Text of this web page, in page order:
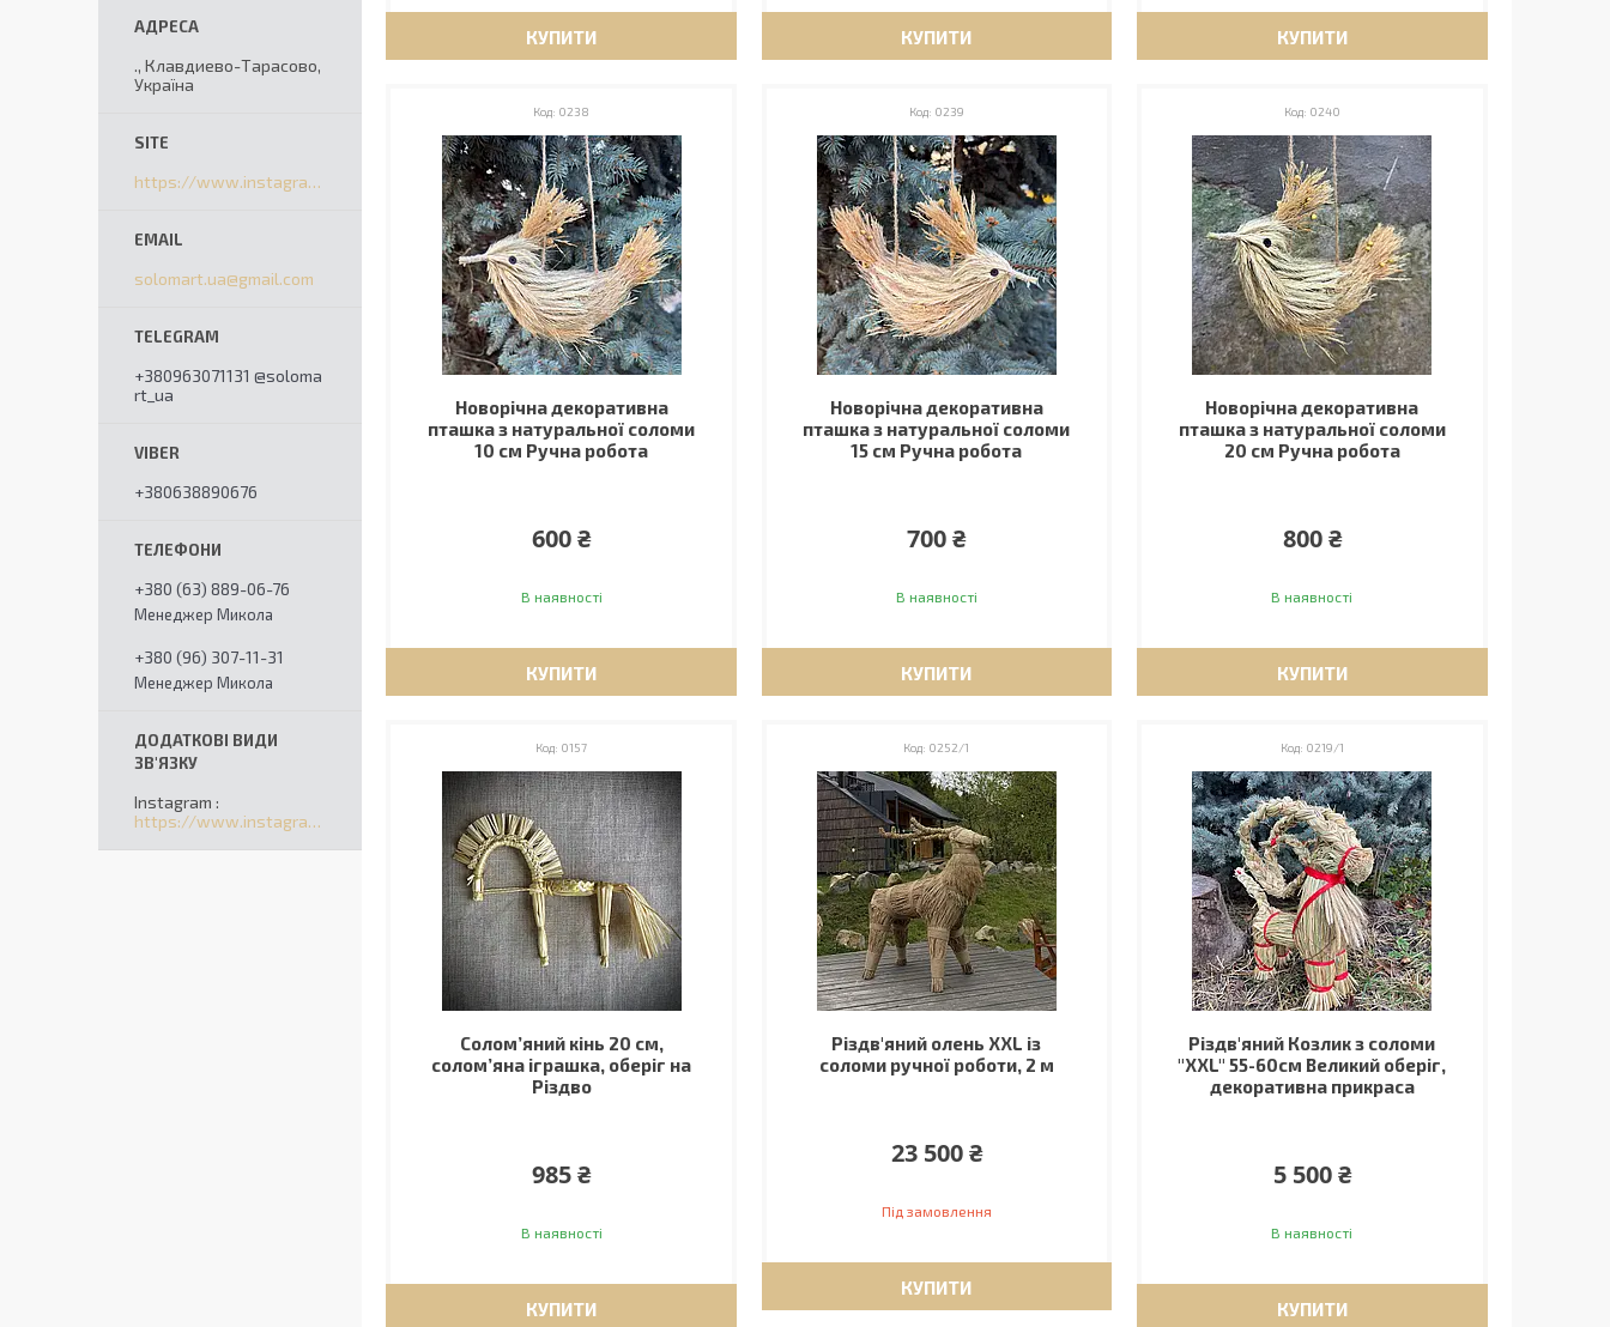
КУПИТИ КУПИТИ КУПИТИ
0238
Новорічна декоративна
пташка з натуральної соломи
10 см Ручна робота
600 ₴
В наявності
КУПИТИ
0239
Новорічна декоративна
пташка з натуральної соломи
15 см Ручна робота
700 ₴
В наявності
КУПИТИ
0240
Новорічна декоративна
пташка з натуральної соломи
20 см Ручна робота
800 ₴
В наявності
КУПИТИ
0157
Солом’яний кінь 20 см,
солом’яна іграшка, оберіг на
Різдво
985 ₴
В наявності
КУПИТИ
0252/1
Різдв'яний олень XXL із
соломи ручної роботи, 2 м
23 500 ₴
Під замовлення
КУПИТИ
0219/1
Різдв'яний Козлик з соломи
"XXL" 55-60см Великий оберіг,
декоративна прикраса
5 500 ₴
В наявності
КУПИТИ
., Клавдиево-Тарасово,
Україна
https://www.instagram.com/solomart_ua/
solomart.ua@gmail.com
+380963071131 @soloma
rt_ua
+380638890676
+380 (63) 889-06-76
Менеджер Микола
+380 (96) 307-11-31
Менеджер Микола
Instagram
https://www.instagram.com/solomart_ua/